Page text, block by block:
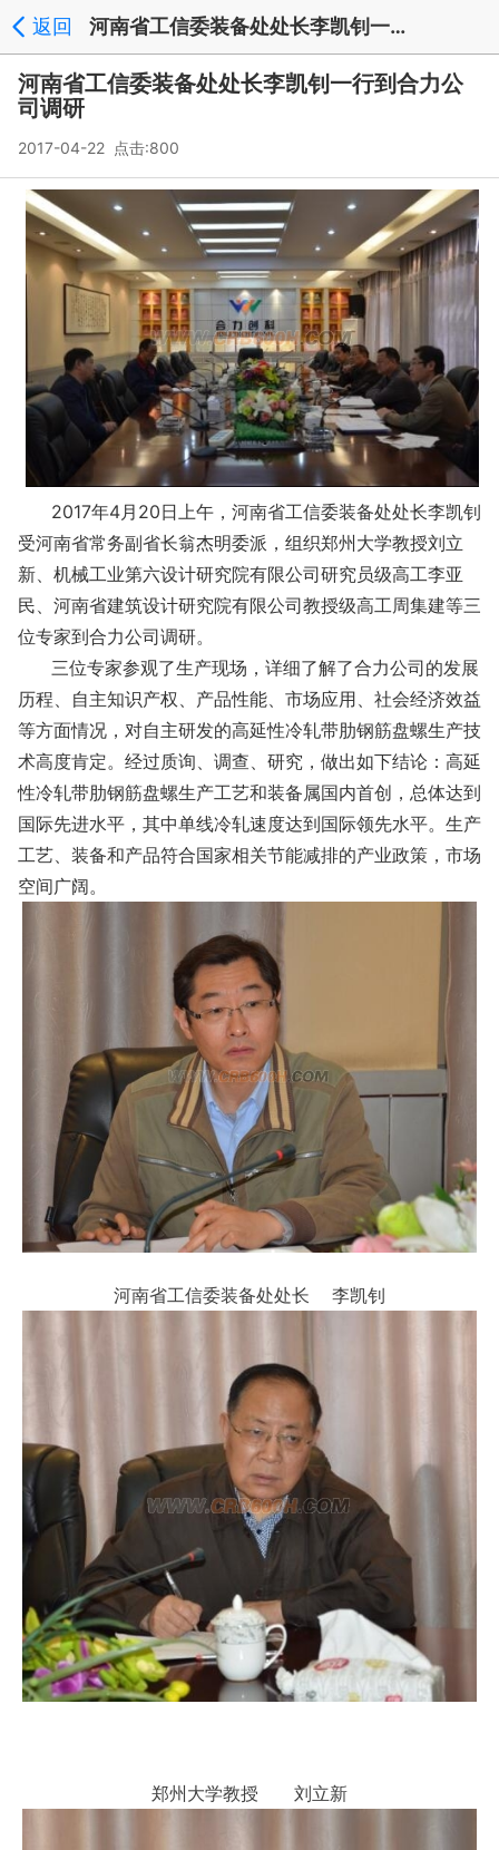
返回 河南省工信委装备处处长李凯钊一行到合力公司调研_新闻中心
河南省工信委装备处处长李凯钊一行到合力公
司调研
2017-04-22 点击:800
2017年4月20日上午，河南省工信委装备处处长李凯钊
受河南省常务副省长翁杰明委派，组织郑州大学教授刘立
新、机械工业第六设计研究院有限公司研究员级高工李亚
民、河南省建筑设计研究院有限公司教授级高工周集建等三
位专家到合力公司调研。
三位专家参观了生产现场，详细了解了合力公司的发展
历程、自主知识产权、产品性能、市场应用、社会经济效益
等方面情况，对自主研发的高延性冷轧带肋钢筋盘螺生产技
术高度肯定。经过质询、调查、研究，做出如下结论：高延
性冷轧带肋钢筋盘螺生产工艺和装备属国内首创，总体达到
国际先进水平，其中单线冷轧速度达到国际领先水平。生产
工艺、装备和产品符合国家相关节能减排的产业政策，市场
空间广阔。
河南省工信委装备处处长 李凯钊
郑州大学教授 刘立新